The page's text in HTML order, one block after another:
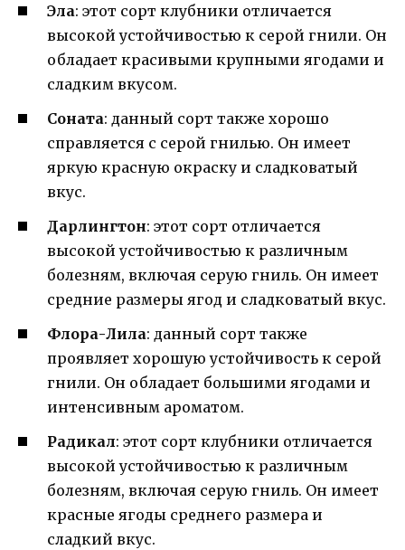
Эла: этот сорт клубники отличается
высокой устойчивостью к серой гнили. Он
обладает красивыми крупными ягодами и
сладким вкусом.
Соната: данный сорт также хорошо
справляется с серой гнилью. Он имеет
яркую красную окраску и сладковатый
вкус.
Дарлингтон: этот сорт отличается
высокой устойчивостью к различным
болезням, включая серую гниль. Он имеет
средние размеры ягод и сладковатый вкус.
Флора-Лила: данный сорт также
проявляет хорошую устойчивость к серой
гнили. Он обладает большими ягодами и
интенсивным ароматом.
Радикал: этот сорт клубники отличается
высокой устойчивостью к различным
болезням, включая серую гниль. Он имеет
красные ягоды среднего размера и
сладкий вкус.